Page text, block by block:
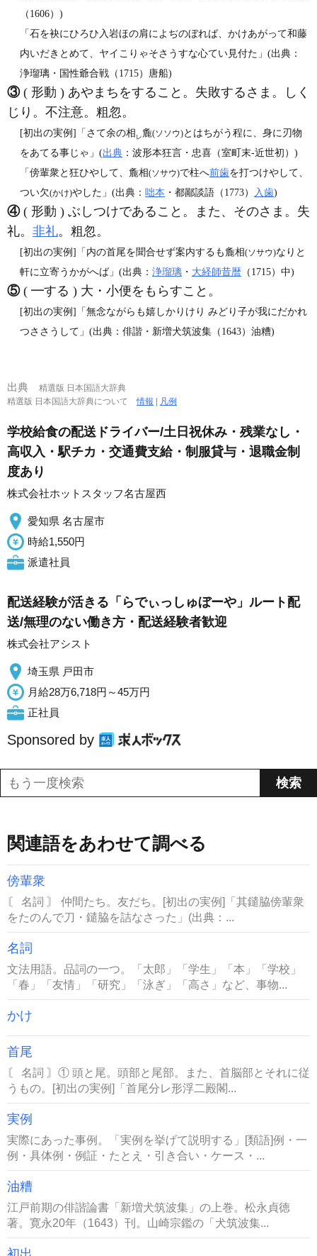
（1606）)
「石を袂にひろひ入岩ほの肩によぢのぼれば、かけあがって和藤
内いだきとめて、ヤイこりゃそさうすな心てい見付た」(出典：
浄瑠璃・国性爺合戦（1715）唐船)
③( 形動 ) あやまちをすること。失敗するさま。しく
じり。不注意。粗忽。
[初出の実例]「さて余の相 レ麁(ソソウ)とはちがう程に、身に刃物
をあてる事じゃ」(出典 ：波形本狂言・忠喜（室町末‐近世初）)
「傍輩衆と狂ひやして、麁相(ソサウ)で柱へ前歯を打つけやして、
つい欠(かけ)やした」(出典： 咄本 ・都鄙談語（1773） 入歯)
④( 形動 ) ぶしつけであること。また、そのさま。失
礼。 非礼。粗忽。
[初出の実例]「内の首尾を聞合せず案内するも麁相(ソサウ)なりと
軒に立寄うかがへば」(出典： 浄瑠璃 ・ 大経師昔暦 （1715）中)
⑤( ━する ) 大・小便をもらすこと。
[初出の実例]「無念ながらも嬉しかりけり みどり子が我にだかれ
つささうして」(出典：俳諧・新増犬筑波集（1643）油糟)
出典
精選版 日本国語大辞典
精選版 日本国語大辞典について情報 | 凡例
学校給食の配送ドライバー/土日祝休み・残業なし・
高収入・駅チカ・交通費支給・制服貸与・退職金制
度あり
株式会社ホットスタッフ名古屋西
愛知県 名古屋市
時給1,550円
派遣社員
配送経験が活きる「らでぃっしゅぼーや」ルート配
送/無理のない働き方・配送経験者歓迎
株式会社アシスト
埼玉県 戸田市
月給28万6,718円～45万円
正社員
Sponsored by
関連語をあわせて調べる
傍輩衆
〘 名詞 〙 仲間たち。友だち。[初出の実例]「其鑓脇傍輩衆
をたのんで刀・鑓脇を詰なさった」(出典：...
名詞
文法用語。品詞の一つ。「太郎」「学生」「本」「学校」
「春」「友情」「研究」「泳ぎ」「高さ」など、事物...
かけ
首尾
〘 名詞 〙① 頭と尾。頭部と尾部。また、首脳部とそれに従
うもの。[初出の実例]「首尾分レ形浮二殿閣...
実例
実際にあった事例。「実例を挙げて説明する」[類語]例・一
例・具体例・例証・たとえ・引き合い・ケース・...
油糟
江戸前期の俳諧論書「新増犬筑波集」の上巻。松永貞徳
著。寛永20年（1643）刊。山崎宗鑑の「犬筑波集...